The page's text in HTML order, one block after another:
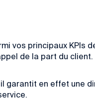
vos principaux KPIs
de la part du client.
garantit en effet une